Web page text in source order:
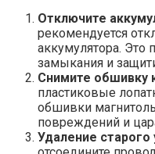
Отключите
рекомендуется
аккумулятора. Это
замыкания и
Снимите обшивку
пластиковые
обшивки
повреждений и
Удаление старого